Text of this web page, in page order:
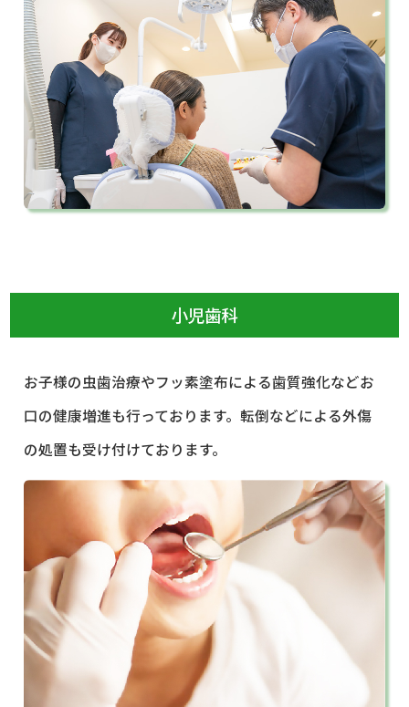
小児歯科
お子様の虫歯治療やフッ素塗布による歯質強化などお
口の健康増進も行っております。転倒などによる外傷
の処置も受け付けております。